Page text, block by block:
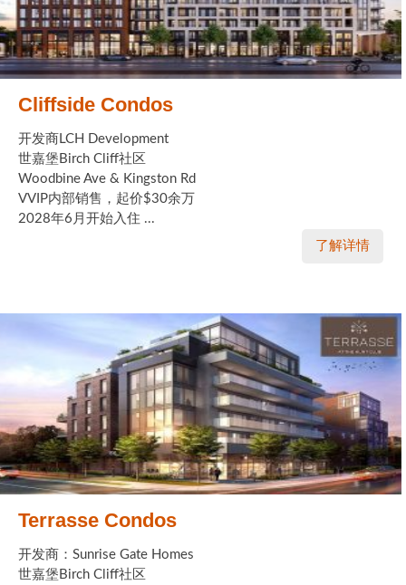
Cliffside Condos
开发商LCH Development
世嘉堡Birch Cliff社区
Woodbine Ave & Kingston Rd
VVIP内部销售，起价$30余万
2028年6月开始入住 ...
了解详情
Terrasse Condos
开发商：Sunrise Gate Homes
世嘉堡Birch Cliff社区